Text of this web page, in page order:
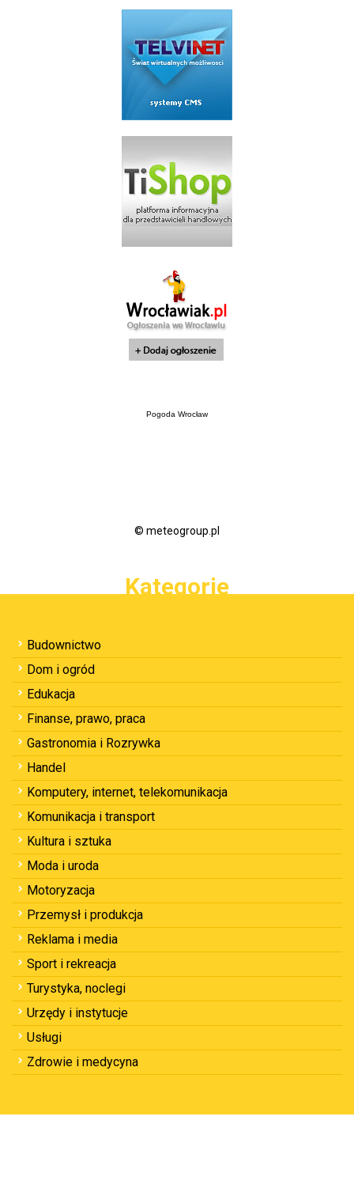
Pogoda Wrocław
© meteogroup.pl
Kategorie
Budownictwo
Dom i ogród
Edukacja
Finanse, prawo, praca
Gastronomia i Rozrywka
Handel
Komputery, internet, telekomunikacja
Komunikacja i transport
Kultura i sztuka
Moda i uroda
Motoryzacja
Przemysł i produkcja
Reklama i media
Sport i rekreacja
Turystyka, noclegi
Urzędy i instytucje
Usługi
Zdrowie i medycyna